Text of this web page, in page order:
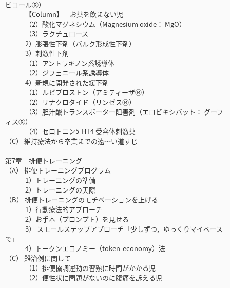
ビコールⓇ）
【Column】 お薬を飲まない児
（2）酸化マグネシウム（Magnesium oxide： MgO）
（3）ラクチュロース
2）膨張性下剤（バルク形成性下剤）
3）刺激性下剤
（1）アントラキノン系誘導体
（2）ジフェニール系誘導体
4）新規に開発された緩下剤
（1）ルビプロストン（アミティーザⓇ）
（2）リナクロタイド（リンゼスⓇ）
（3）胆汁酸トランスポーター阻害剤（エロビキシバット： グーフ
ィスⓇ）
（4）セロトニン5-HT4 受容体刺激薬
（C） 維持療法から卒業までの遠〜い道すじ
第7章 排便トレーニング
（A） 排便トレーニングプログラム
1）トレーニングの準備
2）トレーニングの実際
（B） 排便トレーニングのモチベーションを上げる
1）行動療法的アプローチ
2）お手本（プロンプト）を見せる
3） スモールステップアプローチ「少しずつ，ゆっくりマイペース
で」
4）トークンエコノミー（token-economy）法
（C） 難治例に関して
（1）排便協調運動の習熟に時間がかかる児
（2）便性状に問題がないのに腹痛を訴える児